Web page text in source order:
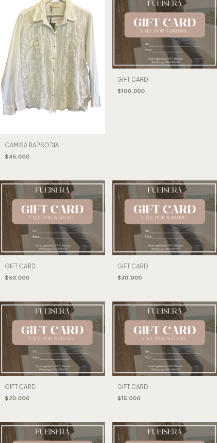
CAMISA RAPSODIA
$45.000
GIFT CARD
$100.000
GIFT CARD
$50.000
GIFT CARD
$30.000
GIFT CARD
$20.000
GIFT CARD
$15.000